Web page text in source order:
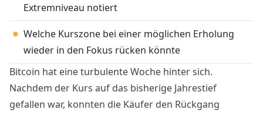
Extremniveau notiert
Welche Kurszone bei einer möglichen Erholung
wieder in den Fokus rücken könnte
Bitcoin hat eine turbulente Woche hinter sich.
Nachdem der Kurs auf das bisherige Jahrestief
gefallen war, konnten die Käufer den Rückgang